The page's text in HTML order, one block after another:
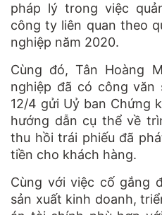
pháp lý trong việc
công ty liên quan theo
nghiệp năm 2020.
Cùng đó, Tân Hoàng
nghiệp đã có công văn
12/4 gửi Uỷ ban Chứng
hướng dẫn cụ thể về
thu hồi trái phiếu đã
tiền cho khách hàng.
Cùng với việc cố gắng
sản xuất kinh doanh,